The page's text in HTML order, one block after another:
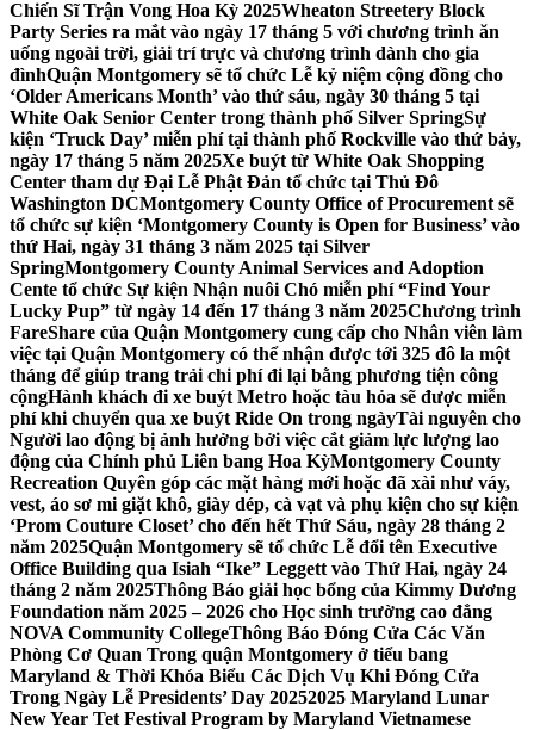
Chiến Sĩ Trận Vong Hoa Kỳ 2025Wheaton Streetery Block
Party Series ra mắt vào ngày 17 tháng 5 với chương trình ăn
uống ngoài trời, giải trí trực và chương trình dành cho gia
đìnhQuận Montgomery sẽ tổ chức Lễ kỷ niệm cộng đồng cho
‘Older Americans Month’ vào thứ sáu, ngày 30 tháng 5 tại
White Oak Senior Center trong thành phố Silver SpringSự
kiện ‘Truck Day’ miễn phí tại thành phố Rockville vào thứ bảy,
ngày 17 tháng 5 năm 2025Xe buýt từ White Oak Shopping
Center tham dự Đại Lễ Phật Đản tổ chức tại Thủ Đô
Washington DCMontgomery County Office of Procurement sẽ
tổ chức sự kiện ‘Montgomery County is Open for Business’ vào
thứ Hai, ngày 31 tháng 3 năm 2025 tại Silver
SpringMontgomery County Animal Services and Adoption
Cente tổ chức Sự kiện Nhận nuôi Chó miễn phí “Find Your
Lucky Pup” từ ngày 14 đến 17 tháng 3 năm 2025Chương trình
FareShare của Quận Montgomery cung cấp cho Nhân viên làm
việc tại Quận Montgomery có thể nhận được tới 325 đô la một
tháng để giúp trang trải chi phí đi lại bằng phương tiện công
cộngHành khách đi xe buýt Metro hoặc tàu hỏa sẽ được miễn
phí khi chuyển qua xe buýt Ride On trong ngàyTài nguyên cho
Người lao động bị ảnh hưởng bởi việc cắt giảm lực lượng lao
động của Chính phủ Liên bang Hoa KỳMontgomery County
Recreation Quyên góp các mặt hàng mới hoặc đã xài như váy,
vest, áo sơ mi giặt khô, giày dép, cà vạt và phụ kiện cho sự kiện
‘Prom Couture Closet’ cho đến hết Thứ Sáu, ngày 28 tháng 2
năm 2025Quận Montgomery sẽ tổ chức Lễ đổi tên Executive
Office Building qua Isiah “Ike” Leggett vào Thứ Hai, ngày 24
tháng 2 năm 2025Thông Báo giải học bổng của Kimmy Dương
Foundation năm 2025 – 2026 cho Học sinh trường cao đẳng
NOVA Community CollegeThông Báo Đóng Cửa Các Văn
Phòng Cơ Quan Trong quận Montgomery ở tiểu bang
Maryland & Thời Khóa Biểu Các Dịch Vụ Khi Đóng Cửa
Trong Ngày Lễ Presidents’ Day 20252025 Maryland Lunar
New Year Tet Festival Program by Maryland Vietnamese